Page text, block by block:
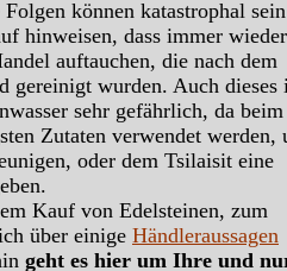
können katastrophal
hinweisen, dass immer wieder
auftauchen, die nach dem
gereinigt wurden. Auch dieses
sehr gefährlich, da beim
Zutaten verwendet werden,
oder dem Tsilaisit eine
Kauf von Edelsteinen, zum
über einige Händleraussagen
geht es hier um Ihre und